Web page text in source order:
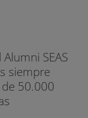
SEAS
siempre
50.000